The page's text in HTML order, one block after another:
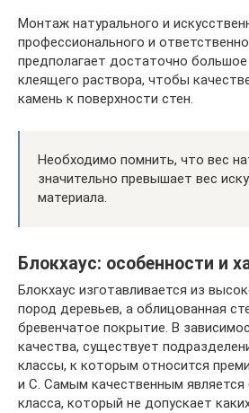
Монтаж натурального и
профессионального и
предполагает достаточно
клеящего раствора, чтобы
камень к поверхности стен.
Необходимо помнить, что вес
значительно превышает вес
материала.
Блокхаус: особенности и
Блокхаус изготавливается из
пород деревьев, а облицованная
бревенчатое покрытие. В
качества, существует
классы, к которым относится
и С. Самым качественным является
класса, который не допускает